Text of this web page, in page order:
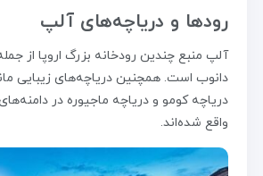
رودها و دریاچه‌های آلپ
آلپ منبع چندین رودخانه بزرگ اروپا از
دانوب است. همچنین دریاچه‌های زیبایی
دریاچه کومو و دریاچه ماجیوره در
واقع شده‌اند.